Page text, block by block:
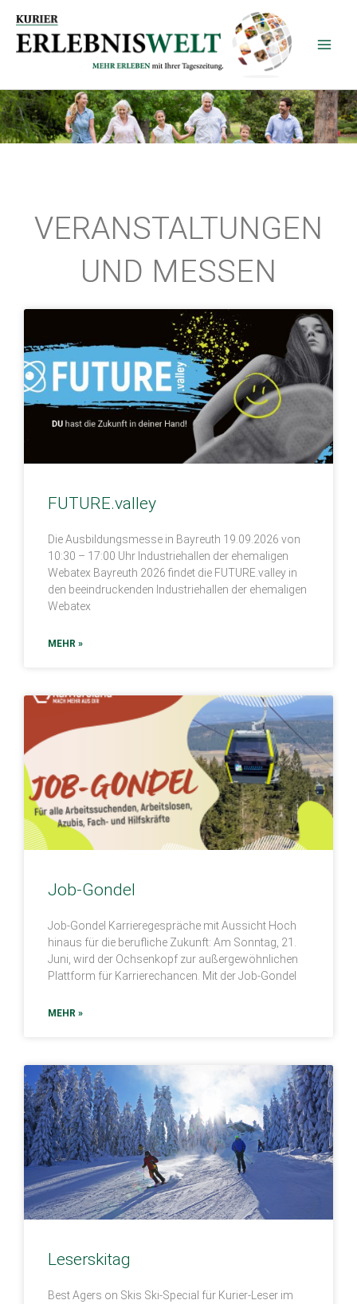
Inhalt
springen
VERANSTALTUNGEN
UND MESSEN
FUTURE.valley
Die Ausbildungsmesse in Bayreuth 19.09.2026 von
10:30 – 17:00 Uhr Industriehallen der ehemaligen
Webatex Bayreuth 2026 findet die FUTURE.valley in
den beeindruckenden Industriehallen der ehemaligen
Webatex
MEHR »
Job-Gondel
Job-Gondel Karrieregespräche mit Aussicht Hoch
hinaus für die berufliche Zukunft: Am Sonntag, 21.
Juni, wird der Ochsenkopf zur außergewöhnlichen
Plattform für Karrierechancen. Mit der Job-Gondel
MEHR »
Leserskitag
Best Agers on Skis Ski-Special für Kurier-Leser im